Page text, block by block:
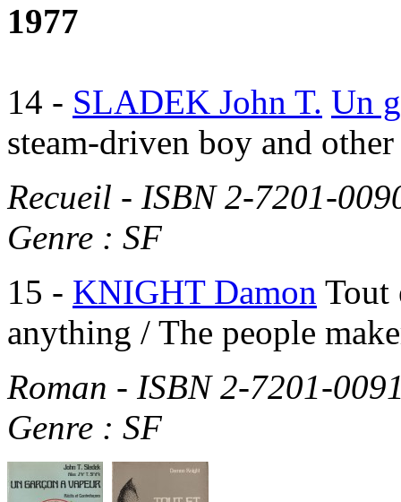
1977
14 - SLADEK John T. Un
steam-driven boy and
Recueil - ISBN 2-7201-
Genre : SF
15 - KNIGHT Damon Tout
anything / The people
Roman - ISBN 2-7201-
Genre : SF